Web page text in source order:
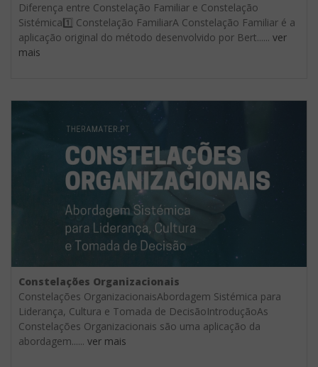
Diferença entre Constelação Familiar e Constelação
Sistémica1️⃣ Constelação FamiliarA Constelação Familiar é a
aplicação original do método desenvolvido por Bert...... ver
mais
Constelações Organizacionais
Constelações OrganizacionaisAbordagem Sistémica para
Liderança, Cultura e Tomada de DecisãoIntroduçãoAs
Constelações Organizacionais são uma aplicação da
abordagem...... ver mais